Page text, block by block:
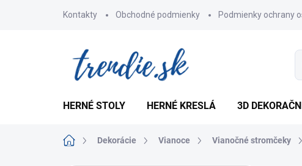
Kontakty Obchodné podmienky Podmienky ochrany
HERNÉ STOLY HERNÉ KRESLÁ 3D
DomovDekorácie Vianoce Vianočné stromčeky